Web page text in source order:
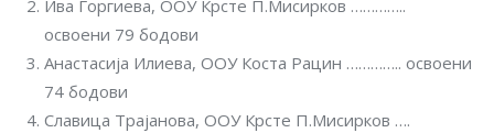
Ива Ѓоргиева, ООУ Крсте П.Мисирков …………..
oсвоени 79 бодови
Анастасија Илиева, ООУ Коста Рацин ………….. oсвоени
74 бодови
Славица Трајанова, ООУ Крсте П.Мисирков ….